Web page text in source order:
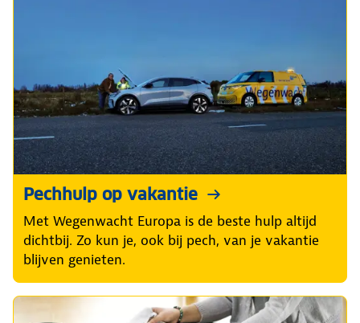
Pechhulp op vakantie
Met Wegenwacht Europa is de beste hulp altijd
dichtbij. Zo kun je, ook bij pech, van je vakantie
blijven genieten.